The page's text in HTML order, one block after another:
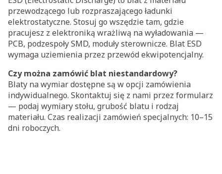
przewodzącego lub rozpraszającego ładunki
elektrostatyczne. Stosuj go wszędzie tam, gdzie
pracujesz z elektroniką wrażliwą na wyładowania —
PCB, podzespoły SMD, moduły sterownicze. Blat ESD
wymaga uziemienia przez przewód ekwipotencjalny.
Czy można zamówić blat niestandardowy?
Blaty na wymiar dostępne są w opcji zamówienia
indywidualnego. Skontaktuj się z nami przez formularz
— podaj wymiary stołu, grubość blatu i rodzaj
materiału. Czas realizacji zamówień specjalnych: 10–15
dni roboczych.